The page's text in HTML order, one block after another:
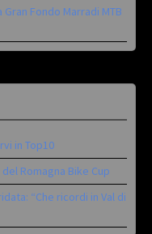
Fondo Marradi MTB
in Top10
Romagna Bike Cup
“Che ricordi in Val di